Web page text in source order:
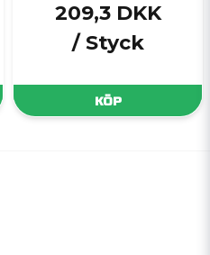
209,3 DKK
/ Styck
KÖP